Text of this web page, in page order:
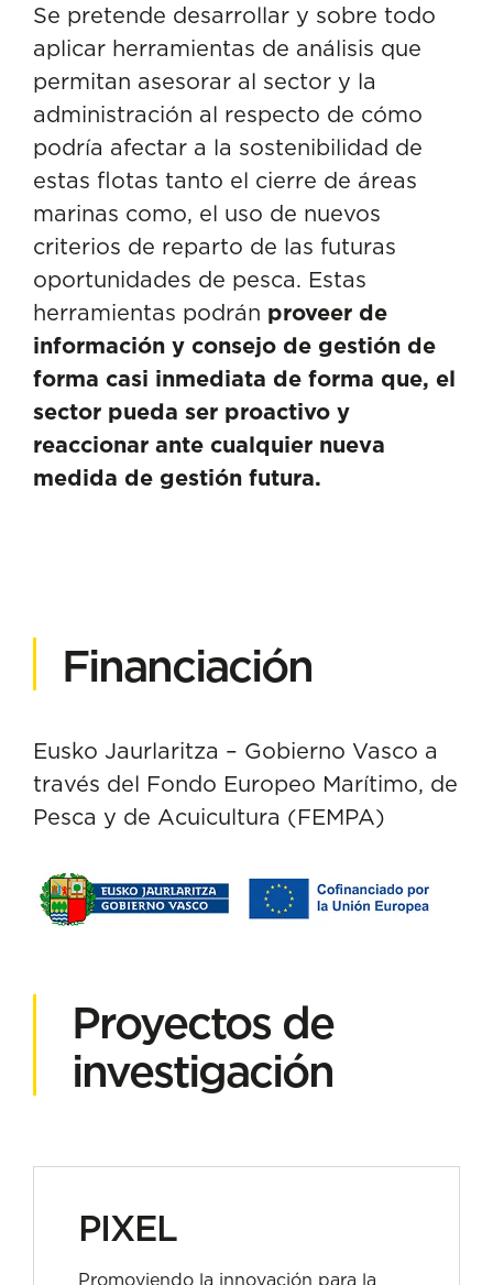
Se pretende desarrollar y sobre todo
aplicar herramientas de análisis que
permitan asesorar al sector y la
administración al respecto de cómo
podría afectar a la sostenibilidad de
estas flotas tanto el cierre de áreas
marinas como, el uso de nuevos
criterios de reparto de las futuras
oportunidades de pesca. Estas
herramientas podrán proveer de
información y consejo de gestión de
forma casi inmediata de forma que, el
sector pueda ser proactivo y
reaccionar ante cualquier nueva
medida de gestión futura.
Financiación
Eusko Jaurlaritza – Gobierno Vasco a
través del Fondo Europeo Marítimo, de
Pesca y de Acuicultura (FEMPA)
Proyectos de
investigación
PIXEL
Promoviendo la innovación para la